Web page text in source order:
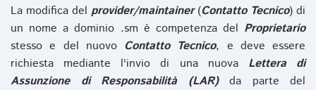
La modifica del provider/maintainer(Contatto Tecnico) di
un nome a dominio .sm è competenza del Proprietario
stesso e del nuovo Contatto Tecnico, e deve essere
richiesta mediante l'invio di una nuova Lettera di
Assunzione di Responsabilità (LAR)da parte del